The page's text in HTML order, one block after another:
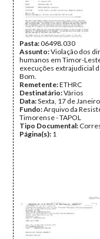
Pasta:06498.030
Assunto:Violação dos
humanos em Timor-
execuções extrajudicial
Bom.
Remetente:ETHRC
Destinatário:Vários
Data:Sexta, 17 de
Fundo:Arquivo da
Timorense - TAPOL
Tipo Documental:
Página(s): 1